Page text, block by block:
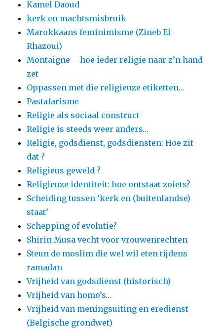
Kamel Daoud
kerk en machtsmisbruik
Marokkaans feminimisme (Zineb El
Rhazoui)
Montaigne – hoe ieder religie naar z’n hand
zet
Oppassen met die religieuze etiketten…
Pastafarisme
Religie als sociaal construct
Religie is steeds weer anders…
Religie, godsdienst, godsdiensten: Hoe zit
dat ?
Religieus geweld ?
Religieuze identiteit: hoe ontstaat zoiets?
Scheiding tussen ‘kerk en (buitenlandse)
staat’
Schepping of evolutie?
Shirin Musa vecht voor vrouwenrechten
Steun de moslim die wel wil eten tijdens
ramadan
Vrijheid van godsdienst (historisch)
Vrijheid van homo’s…
Vrijheid van meningsuiting en eredienst
(Belgische grondwet)